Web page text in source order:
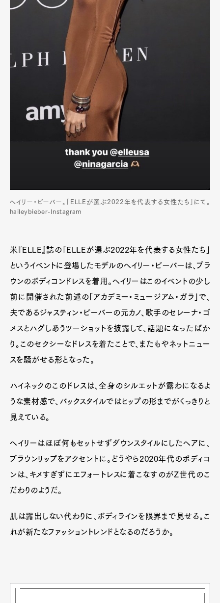
ヘイリー・ビーバー。「ELLEが選ぶ2022年を代表する女性たち」にて。
haileybieber-Instagram
米『ELLE』誌の「ELLEが選ぶ2022年を代表する女性たち」
というイベントに登場したモデルのヘイリー・ビーバーは、ブラ
ウンのボディコンドレスを着用。ヘイリーはこのイベントの少し
前に開催された前述の「アカデミー・ミュージアム・ガラ」で、
夫であるジャスティン・ビーバーの元カノ、歌手のセレーナ・ゴ
メスとハグしあうツーショットを披露して、話題になったばか
り。このセクシーなドレスを着たことで、またもやネットニュー
スを騒がせる形となった。
ハイネックのこのドレスは、全身のシルエットが露わになるよ
うな素材感で、バックスタイルではヒップの形までがくっきりと
見えている。
ヘイリーはほぼ何もセットせずダウンスタイルにしたヘアに、
ブラウンリップをアクセントに。どうやら2020年代のボディコ
ンは、キメすぎずにエフォートレスに着こなすのがZ世代のこ
だわりのようだ。
肌は露出しない代わりに、ボディラインを限界まで見せる。こ
れが新たなファッショントレンドとなるのだろうか。